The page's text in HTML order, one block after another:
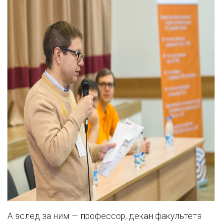
А вслед за ним — профессор, декан факультета